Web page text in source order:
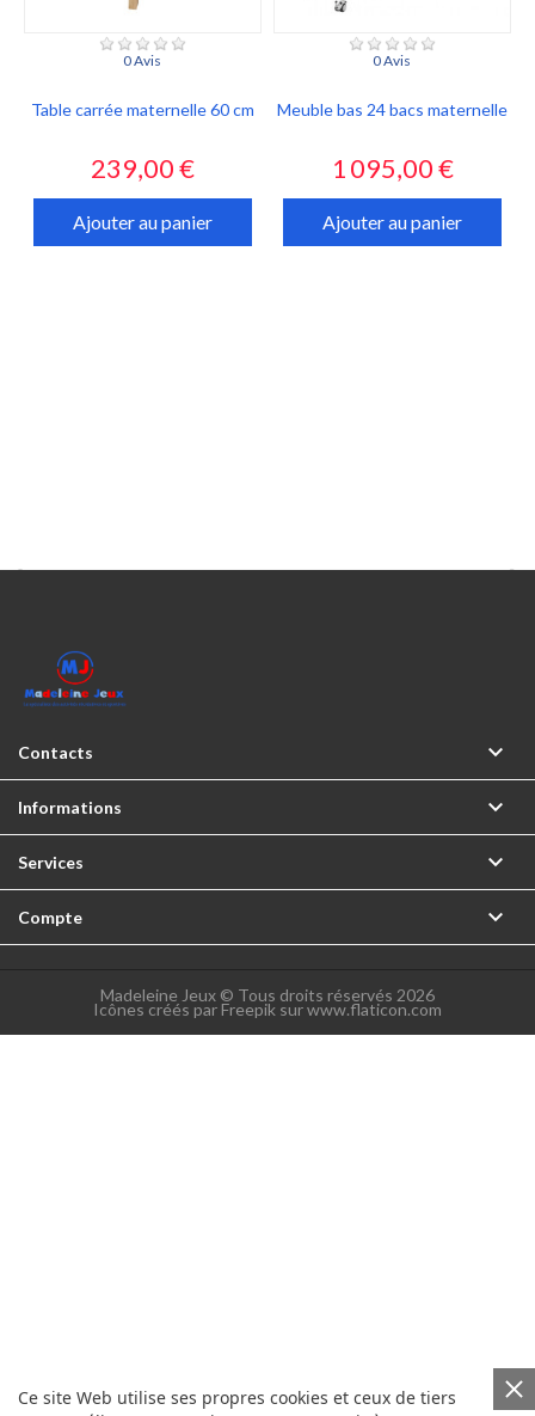
0 Avis
Table carrée maternelle 60 cm
Prix
239,00 €
Ajouter au panier
0 Avis
Meuble bas 24 bacs maternelle
Prix
1 095,00 €
Ajouter au panier
 
Contacts 
Ce site Web utilise ses propres cookies et ceux de tiers
Informations 
Services 
Compte 
Madeleine Jeux © Tous droits réservés 2026
Icônes créés par Freepik sur www.flaticon.com